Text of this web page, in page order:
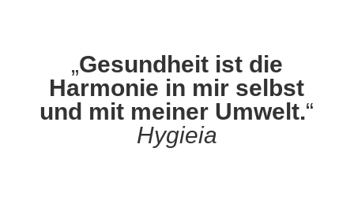
„Gesundheit ist die
Harmonie in mir selbst
und mit meiner Umwelt.“
Hygieia